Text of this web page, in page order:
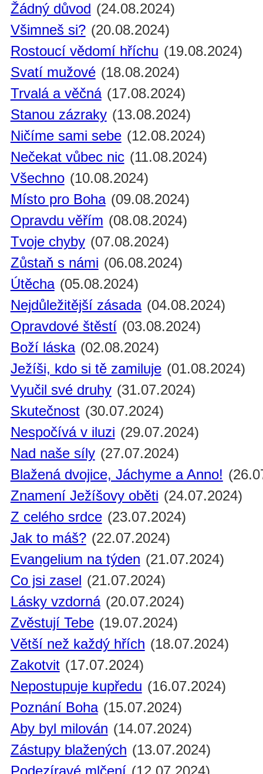
Žádný důvod (24.08.2024)
Všimneš si? (20.08.2024)
Rostoucí vědomí hříchu (19.08.2024)
Svatí mužové (18.08.2024)
Trvalá a věčná (17.08.2024)
Stanou zázraky (13.08.2024)
Ničíme sami sebe (12.08.2024)
Nečekat vůbec nic (11.08.2024)
Všechno (10.08.2024)
Místo pro Boha (09.08.2024)
Opravdu věřím (08.08.2024)
Tvoje chyby (07.08.2024)
Zůstaň s námi (06.08.2024)
Útěcha (05.08.2024)
Nejdůležitější zásada (04.08.2024)
Opravdové štěstí (03.08.2024)
Boží láska (02.08.2024)
Ježíši, kdo si tě zamiluje (01.08.2024)
Vyučil své druhy (31.07.2024)
Skutečnost (30.07.2024)
Nespočívá v iluzi (29.07.2024)
Nad naše síly (27.07.2024)
Blažená dvojice, Jáchyme a Anno!
Znamení Ježíšovy oběti (24.07.2024)
Z celého srdce (23.07.2024)
Jak to máš? (22.07.2024)
Evangelium na týden (21.07.2024)
Co jsi zasel (21.07.2024)
Lásky vzdorná (20.07.2024)
Zvěstují Tebe (19.07.2024)
Větší než každý hřích (18.07.2024)
Zakotvit (17.07.2024)
Nepostupuje kupředu (16.07.2024)
Poznání Boha (15.07.2024)
Aby byl milován (14.07.2024)
Zástupy blažených (13.07.2024)